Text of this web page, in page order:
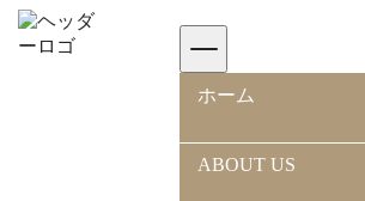
ホーム
ABOUT US
>